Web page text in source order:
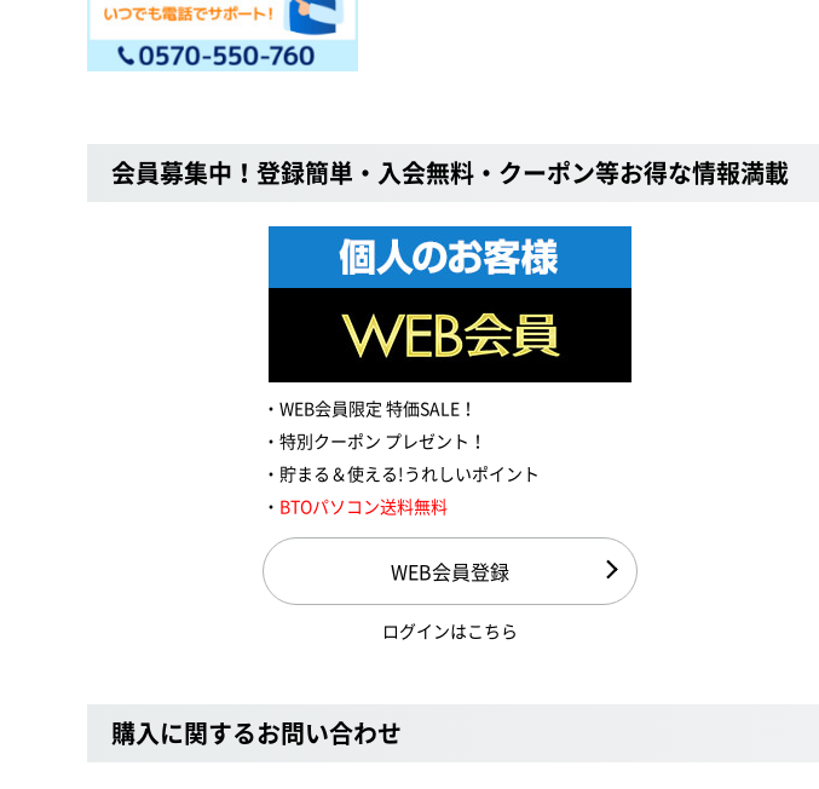
会員募集中！登録簡単・入会無料・クーポン等お得な情報満載
WEB会員限定 特価SALE！
特別クーポン プレゼント！
貯まる＆使える!うれしいポイント
BTOパソコン送料無料
WEB会員登録
ログインはこちら
購入に関するお問い合わせ